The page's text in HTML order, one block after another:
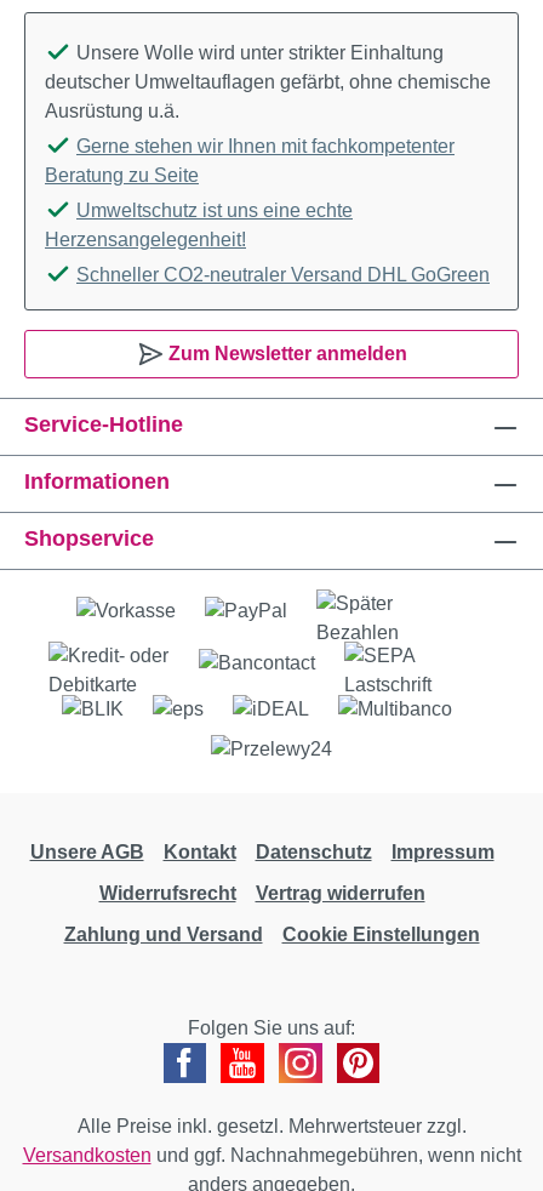
Service-Hotline
Informationen
Shopservice
Unsere Wolle wird unter strikter Einhaltung
deutscher Umweltauflagen gefärbt, ohne chemische
Ausrüstung u.ä.
Gerne stehen wir Ihnen mit fachkompetenter
Beratung zu Seite
Umweltschutz ist uns eine echte
Herzensangelegenheit!
Schneller CO2-neutraler Versand DHL GoGreen
Zum Newsletter anmelden
Unsere AGB Kontakt Datenschutz
Impressum
Widerrufsrecht
Vertrag widerrufen
Zahlung und Versand
Cookie Einstellungen
Folgen Sie uns auf:
Alle Preise inkl. gesetzl. Mehrwertsteuer zzgl.
Versandkosten und ggf. Nachnahmegebühren, wenn nicht
anders angegeben.